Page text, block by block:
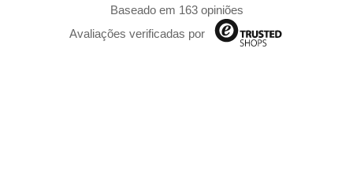
Baseado em 163 opiniões
Avaliações verificadas por